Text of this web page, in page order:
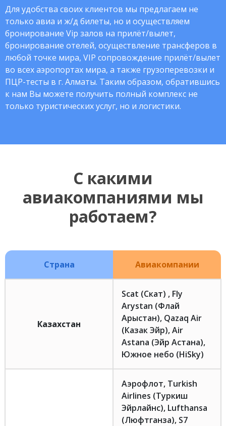
Для удобства своих клиентов мы предлагаем не
только авиа и ж/д билеты, но и осуществляем
бронирование Vip залов на прилёт/вылет,
бронирование отелей, осуществление трансферов в
любой точке мира, VIP сопровождение прилёт/вылет
во всех аэропортах мира, а также грузоперевозки и
ПЦР-тесты в г. Алматы. Таким образом, обратившись
к нам Вы можете получить полный комплекс не
только туристических услуг, но и логистики.
С какими
авиакомпаниями мы
работаем?
Страна Авиакомпании
Казахстан
Scat (Скат) , Fly
Arystan (Флай
Арыстан), Qazaq Air
(Казак Эйр), Air
Astana (Эйр Астана),
Южное небо (HiSky)
Аэрофлот, Turkish
Airlines (Туркиш
Эйрлайнс), Lufthansa
(Люфтганза), S7